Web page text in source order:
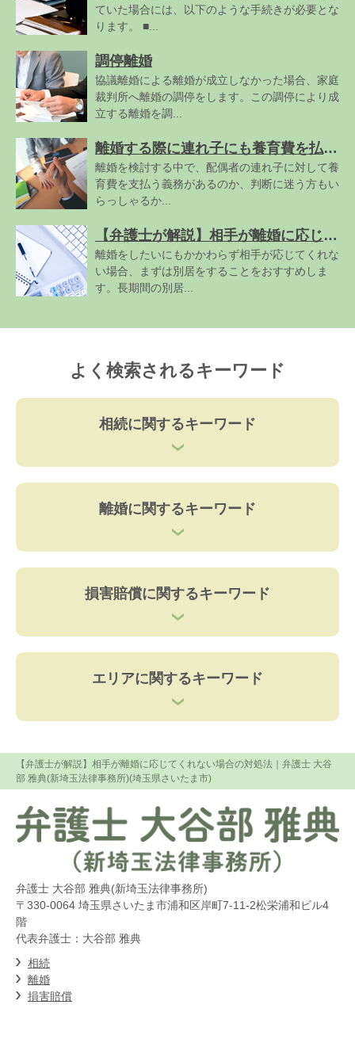
ていた場合には、以下のような手続きが必要とな
ります。 ■...
調停離婚
協議離婚による離婚が成立しなかった場合、家庭
裁判所へ離婚の調停をします。この調停により成
立する離婚を調...
離婚する際に連れ子にも養育費を払うべき?注意点も併せて解説
離婚を検討する中で、配偶者の連れ子に対して養
育費を支払う義務があるのか、判断に迷う方もい
らっしゃるか...
【弁護士が解説】相手が離婚に応じてくれない場合の対処法
離婚をしたいにもかかわらず相手が応じてくれな
い場合、まずは別居をすることをおすすめしま
す。長期間の別居...
よく検索されるキーワード
相続に関するキーワード
離婚に関するキーワード
損害賠償に関するキーワード
エリアに関するキーワード
【弁護士が解説】相手が離婚に応じてくれない場合の対処法 ｜弁護士 大谷
部 雅典(新埼玉法律事務所)(埼玉県さいたま市)
弁護士 大谷部 雅典(新埼玉法律事務所)
〒330-0064 埼玉県さいたま市浦和区岸町7-11-2松栄浦和ビル4
階
代表弁護士：大谷部 雅典
相続
離婚
損害賠償